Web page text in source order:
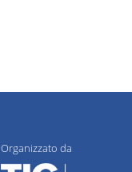
Organizzato da